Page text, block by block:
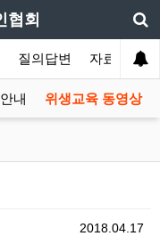
협회
질의답변 자료실
내 위생교육 동영상
2018.04.17